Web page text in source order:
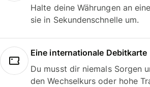
Halte deine Währungen an
sie in Sekundenschnelle um.
Eine internationale Debitkarte
Du musst dir niemals Sorgen
den Wechselkurs oder hohe